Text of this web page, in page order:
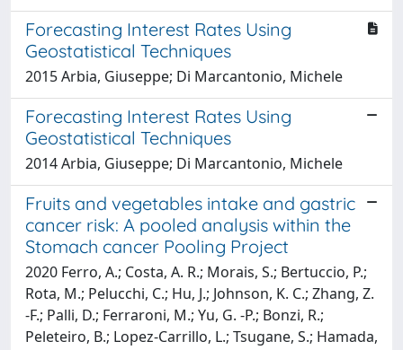
Forecasting Interest Rates Using
Geostatistical Techniques
2015 Arbia, Giuseppe; Di Marcantonio, Michele
Forecasting Interest Rates Using
Geostatistical Techniques
2014 Arbia, Giuseppe; Di Marcantonio, Michele
Fruits and vegetables intake and gastric
cancer risk: A pooled analysis within the
Stomach cancer Pooling Project
2020 Ferro, A.; Costa, A. R.; Morais, S.; Bertuccio, P.;
Rota, M.; Pelucchi, C.; Hu, J.; Johnson, K. C.; Zhang, Z.
-F.; Palli, D.; Ferraroni, M.; Yu, G. -P.; Bonzi, R.;
Peleteiro, B.; Lopez-Carrillo, L.; Tsugane, S.; Hamada,